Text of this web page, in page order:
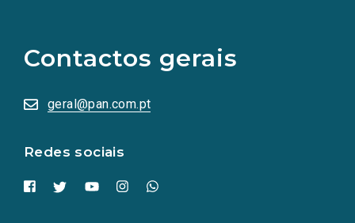
Contactos gerais
geral@pan.com.pt
Redes sociais
redes
sociais
numa
nova